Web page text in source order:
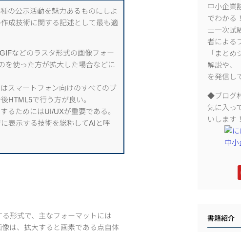
の公示活動を魅力あるものにしよ
成技術に関する記述として最も適
などのラスタ形式の画像フォー
を使った方が拡大した場合などに
スマートフォン向けのすべてのブ
HTML5で行う方が良い。
るためにはUI/UXが重要である。
表示する技術を総称してAIと呼
形式で、主なフォーマットには
は、拡大すると画素である点自体
中小企業
でわかる
士一次試
者による
「まと
解説や、
を発信し
◆ブログ
気に入っ
いします！
書籍紹介